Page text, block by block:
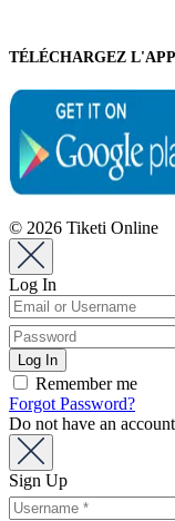
TÉLÉCHARGEZ
© 2026 Tiketi Online
Log In
Remember me
Forgot Password?
Do not have an
Sign Up